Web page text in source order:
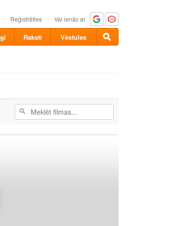
Reģistrēties Vai ienāc ar
Raksti Vēstules